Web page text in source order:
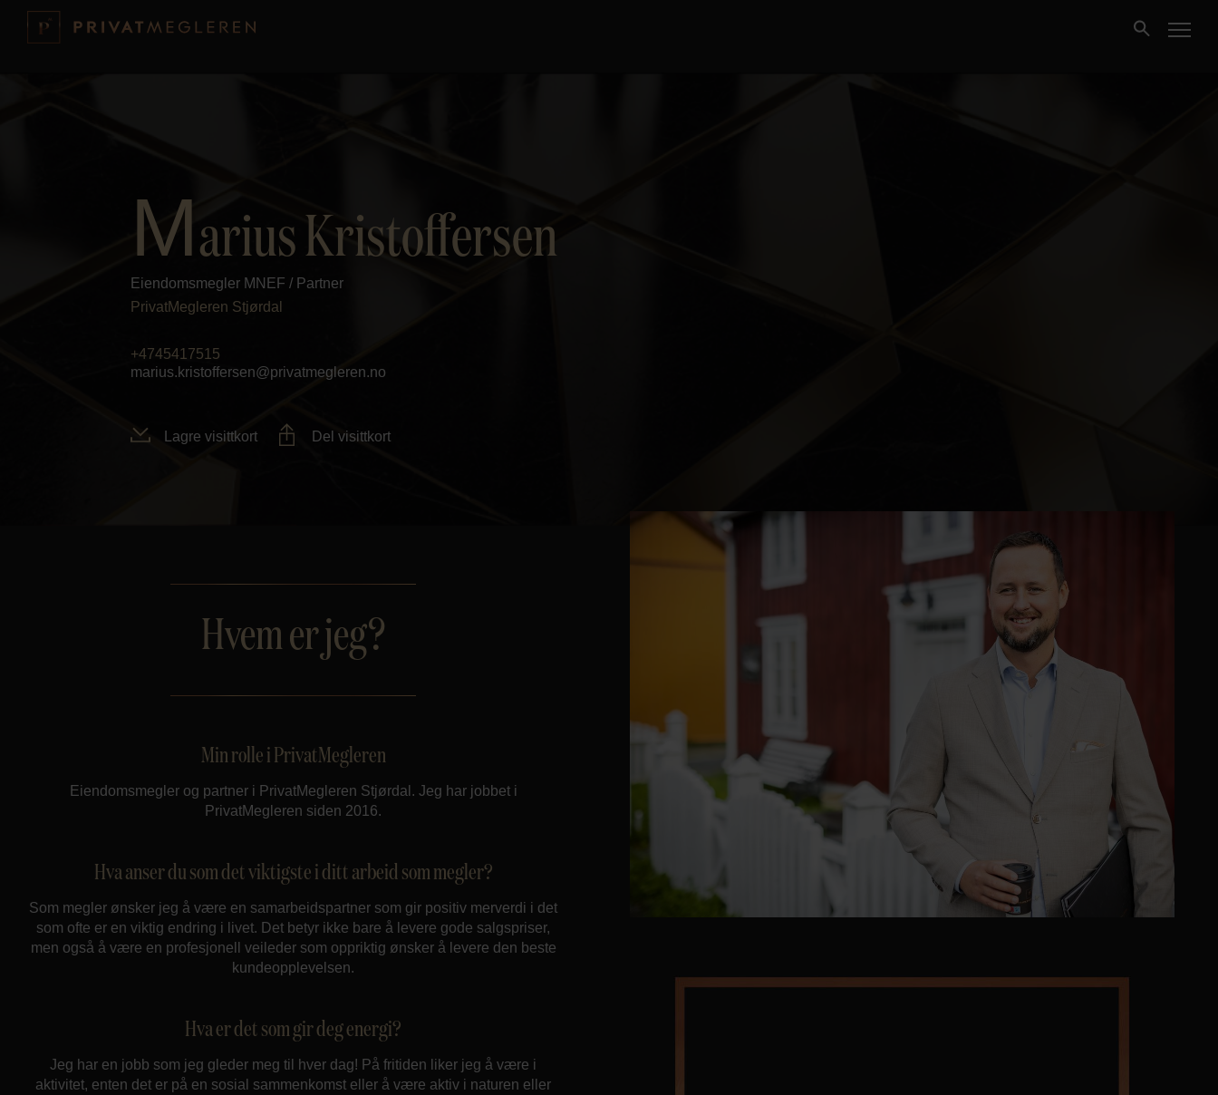
Styling og klargjøring
Kjøpsmegling
Stillinger
Marius Kristoffersen
Eiendomsmegler MNEF / Partner
PrivatMegleren Stjørdal
+4745417515
marius.kristoffersen@privatmegleren.no
Lagre visittkort Del visittkort
Hvem er jeg?
Min rolle i PrivatMegleren
Eiendomsmegler og partner i PrivatMegleren Stjørdal. Jeg har jobbet i
PrivatMegleren siden 2016.
Hva anser du som det viktigste i ditt arbeid som megler?
Som megler ønsker jeg å være en samarbeidspartner som gir positiv merverdi i det
som ofte er en viktig endring i livet. Det betyr ikke bare å levere gode salgspriser,
men også å være en profesjonell veileder som oppriktig ønsker å levere den beste
kundeopplevelsen.
Hva er det som gir deg energi?
Jeg har en jobb som jeg gleder meg til hver dag! På fritiden liker jeg å være i
aktivitet, enten det er på en sosial sammenkomst eller å være aktiv i naturen eller